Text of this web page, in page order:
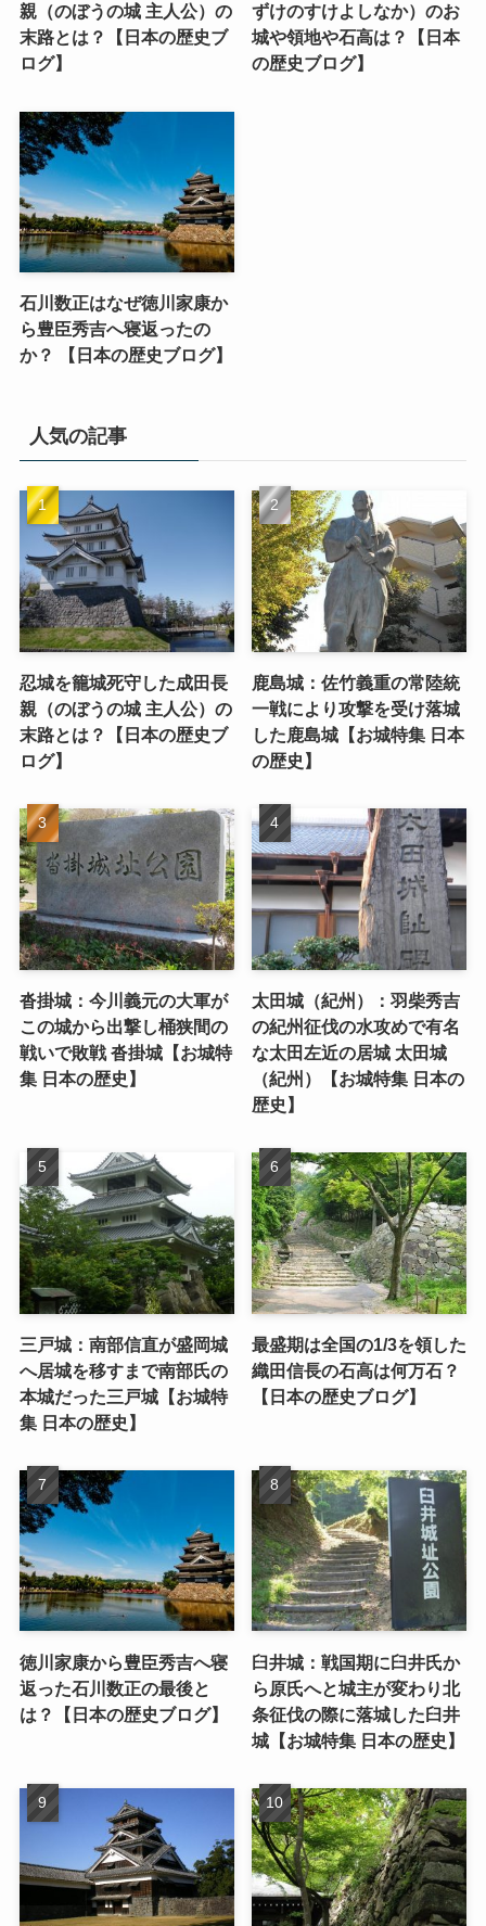
親（のぼうの城 主人公）の
末路とは？【日本の歴史ブ
ログ】
ずけのすけよしなか）のお
城や領地や石高は？【日本
の歴史ブログ】
石川数正はなぜ徳川家康か
ら豊臣秀吉へ寝返ったの
か？ 【日本の歴史ブログ】
人気の記事
忍城を籠城死守した成田長
親（のぼうの城 主人公）の
末路とは？【日本の歴史ブ
ログ】
鹿島城：佐竹義重の常陸統
一戦により攻撃を受け落城
した鹿島城【お城特集 日本
の歴史】
沓掛城：今川義元の大軍が
この城から出撃し桶狭間の
戦いで敗戦 沓掛城【お城特
集 日本の歴史】
太田城（紀州）：羽柴秀吉
の紀州征伐の水攻めで有名
な太田左近の居城 太田城
（紀州）【お城特集 日本の
歴史】
三戸城：南部信直が盛岡城
へ居城を移すまで南部氏の
本城だった三戸城【お城特
集 日本の歴史】
最盛期は全国の1/3を領した
織田信長の石高は何万石？
【日本の歴史ブログ】
徳川家康から豊臣秀吉へ寝
返った石川数正の最後と
は？【日本の歴史ブログ】
臼井城：戦国期に臼井氏か
ら原氏へと城主が変わり北
条征伐の際に落城した臼井
城【お城特集 日本の歴史】